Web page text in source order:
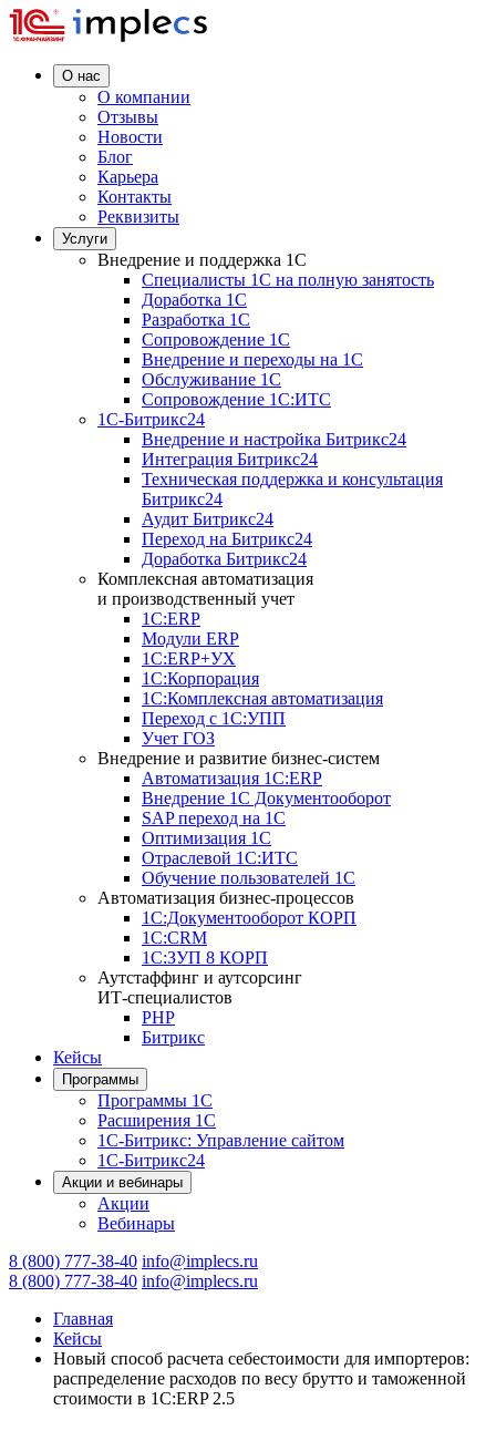
О нас
О компании
Отзывы
Новости
Блог
Карьера
Контакты
Реквизиты
Услуги
Внедрение и поддержка 1C
Специалисты 1C на полную занятость
Доработка 1C
Разработка 1C
Сопровождение 1C
Внедрение и переходы на 1C
Обслуживание 1C
Сопровождение 1C:ИТС
1С-Битрикс24
Внедрение и настройка Битрикс24
Интеграция Битрикс24
Техническая поддержка и консультация
Битрикс24
Аудит Битрикс24
Переход на Битрикс24
Доработка Битрикс24
Комплексная автоматизация
и производственный учет
1С:ERP
Модули ERP
1C:ERP+УХ
1С:Корпорация
1С:Комплексная автоматизация
Переход с 1С:УПП
Учет ГОЗ
Внедрение и развитие бизнес-систем
Автоматизация 1С:ERP
Внедрение 1С Документооборот
SAP переход на 1С
Оптимизация 1С
Отраслевой 1С:ИТС
Обучение пользователей 1С
Автоматизация бизнес-процессов
1С:Документооборот КОРП
1С:CRM
1С:ЗУП 8 КОРП
Аутстаффинг и аутсорсинг
ИТ-специалистов
PHP
Битрикс
Кейсы
Программы
Программы 1С
Расширения 1С
1С-Битрикс: Управление сайтом
1С-Битрикс24
Акции и вебинары
Акции
Вебинары
8 (800) 777-38-40 info@implecs.ru
8 (800) 777-38-40 info@implecs.ru
Главная
Кейсы
Новый способ расчета себестоимости для импортеров:
распределение расходов по весу брутто и таможенной
стоимости в 1С:ERP 2.5